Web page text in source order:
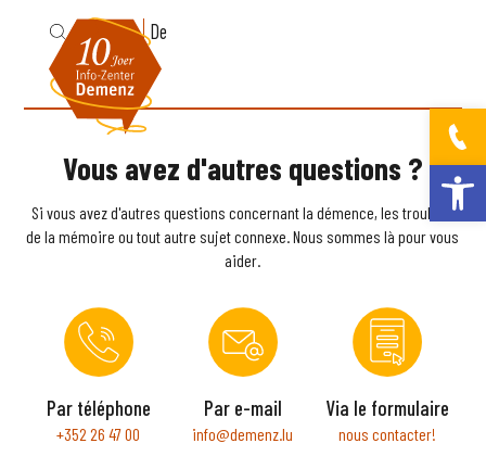
Ouvrir la
Fr De
Vous avez d'autres questions ?
Si vous avez d'autres questions concernant la démence, les troubles
de la mémoire ou tout autre sujet connexe. Nous sommes là pour vous
aider.
Par téléphone
+352 26 47 00
Par e-mail
info@demenz.lu
Via le formulaire
nous contacter!